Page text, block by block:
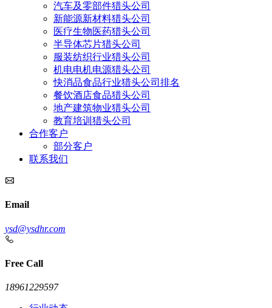
汽车及零部件猎头公司
新能源新材料猎头公司
医疗生物医药猎头公司
半导体芯片猎头公司
服装纺织行业猎头公司
机电电机电源猎头公司
快消品食品行业猎头公司排名
餐饮酒店食品猎头公司
地产建筑物业猎头公司
教育培训猎头公司
合作客户
部分客户
联系我们
Email
ysd@ysdhr.com
Free Call
18961229597